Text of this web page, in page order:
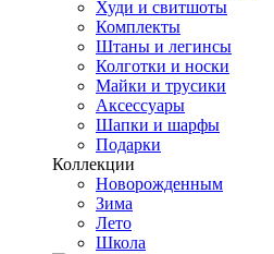
Худи и свитшоты
Комплекты
Штаны и легинсы
Колготки и носки
Майки и трусики
Аксессуары
Шапки и шарфы
Подарки
Коллекции
Новорожденным
Зима
Лето
Школа